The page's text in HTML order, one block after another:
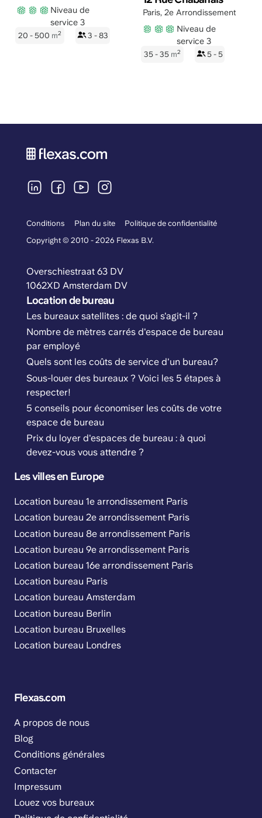
Niveau de
service 3
20 - 500 m2 3 - 83
Paris, 2e Arrondissement
Niveau de
service 3
35 - 35 m2 5 - 5
Conditions Plan du site
Politique de confidentialité
Copyright © 2010 - 2026 Flexas B.V.
Overschiestraat 63 DV
1062XD Amsterdam DV
Location de bureau
Les bureaux satellites : de quoi s'agit-il ?
Nombre de mètres carrés d'espace de bureau
par employé
Quels sont les coûts de service d'un bureau?
Sous-louer des bureaux ? Voici les 5 étapes à
respecter!
5 conseils pour économiser les coûts de votre
espace de bureau
Prix du loyer d'espaces de bureau : à quoi
devez-vous vous attendre ?
Les villes en Europe
Location bureau 1e arrondissement Paris
Location bureau 2e arrondissement Paris
Location bureau 8e arrondissement Paris
Location bureau 9e arrondissement Paris
Location bureau 16e arrondissement Paris
Location bureau Paris
Location bureau Amsterdam
Location bureau Berlin
Location bureau Bruxelles
Location bureau Londres
Flexas.com
A propos de nous
Blog
Conditions générales
Contacter
Impressum
Louez vos bureaux